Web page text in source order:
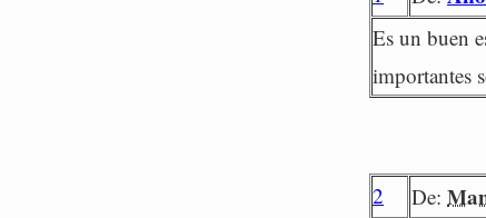
Es un buen
importantes
2 De: